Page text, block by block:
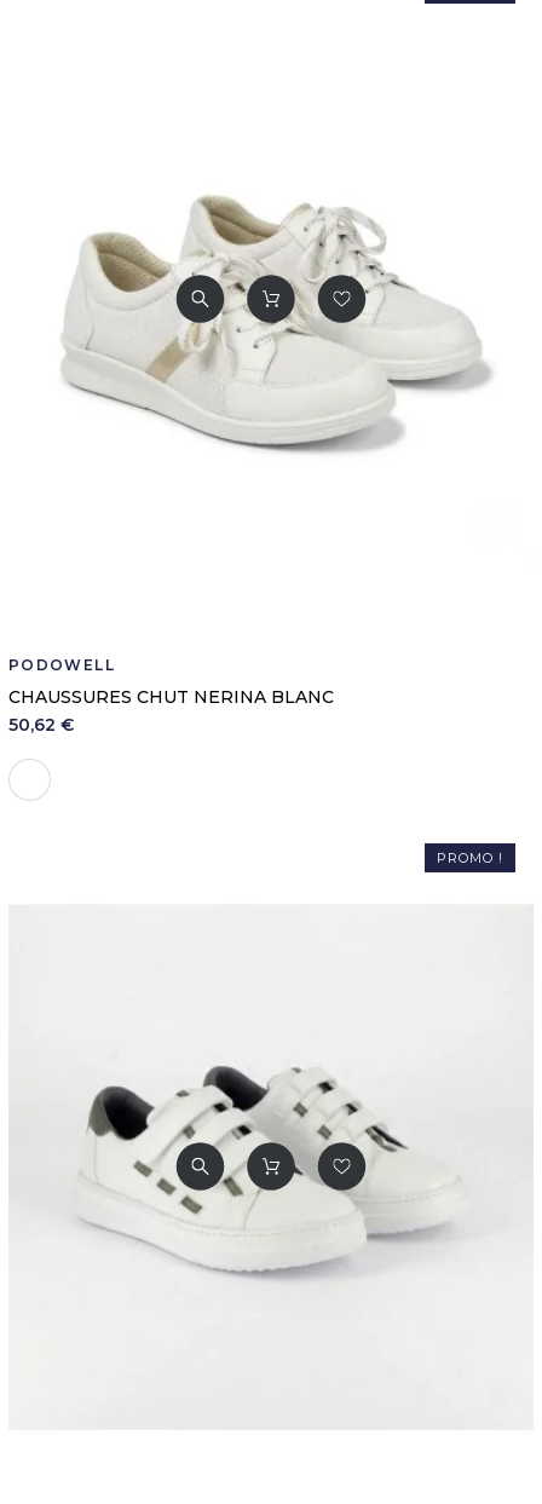
PODOWELL
CHAUSSURES CHUT NERINA BLANC
50,62 €
Blanc
PROMO !